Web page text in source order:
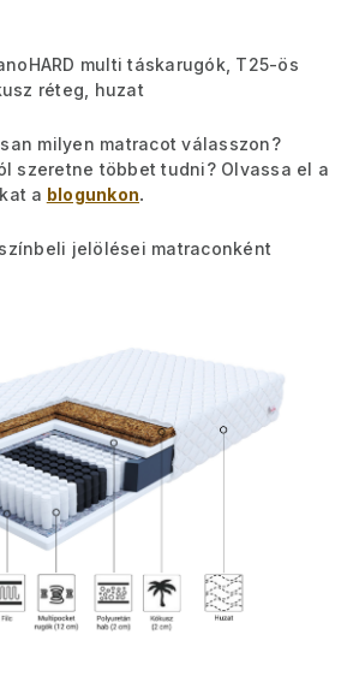
multi táskarugók, T25-ös
réteg, huzat
milyen matracot válasszon?
szeretne többet tudni? Olvassa el a
a blogunkon.
jelölései matraconként